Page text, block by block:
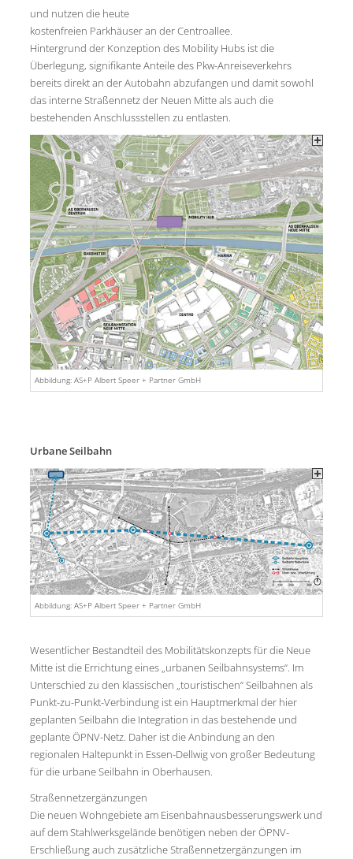
und nutzen die heute
kostenfreien Parkhäuser an der Centroallee.
Hintergrund der Konzeption des Mobility Hubs ist die
Überlegung, signifikante Anteile des Pkw-Anreiseverkehrs
bereits direkt an der Autobahn abzufangen und damit sowohl
das interne Straßennetz der Neuen Mitte als auch die
bestehenden Anschlussstellen zu entlasten.
Abbildung: AS+P Albert Speer + Partner GmbH
Urbane Seilbahn
Abbildung: AS+P Albert Speer + Partner GmbH
Wesentlicher Bestandteil des Mobilitätskonzepts für die Neue
Mitte ist die Errichtung eines „urbanen Seilbahnsystems“. Im
Unterschied zu den klassischen „touristischen“ Seilbahnen als
Punkt-zu-Punkt-Verbindung ist ein Hauptmerkmal der hier
geplanten Seilbahn die Integration in das bestehende und
geplante ÖPNV-Netz. Daher ist die Anbindung an den
regionalen Haltepunkt in Essen-Dellwig von großer Bedeutung
für die urbane Seilbahn in Oberhausen.
Straßennetzergänzungen
Die neuen Wohngebiete am Eisenbahnausbesserungswerk und
auf dem Stahlwerksgelände benötigen neben der ÖPNV-
Erschließung auch zusätzliche Straßennetzergänzungen im